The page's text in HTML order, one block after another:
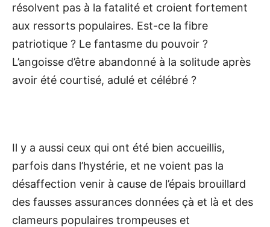
résolvent pas à la fatalité et croient fortement
aux ressorts populaires. Est-ce la fibre
patriotique ? Le fantasme du pouvoir ?
L’angoisse d’être abandonné à la solitude après
avoir été courtisé, adulé et célébré ?
Il y a aussi ceux qui ont été bien accueillis,
parfois dans l’hystérie, et ne voient pas la
désaffection venir à cause de l’épais brouillard
des fausses assurances données çà et là et des
clameurs populaires trompeuses et